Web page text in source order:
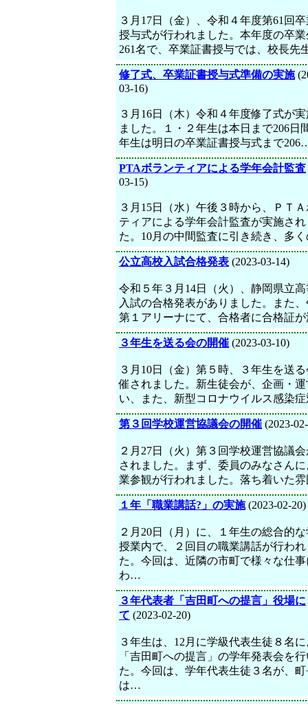
３月17日（金）、令和４年度第61回
授与式が行われました。本年度の卒
261名で、卒業証書授与では、校長先
修了式、卒業証書授与式準備の実施
03-16)
３月16日（木）令和４年度修了式が
ました。１・２年生は本日まで206日
年生は明日の卒業証書授与式まで
PTAボランティアによる学年会計監査
03-15)
３月15日（水）午後３時から、ＰＴ
ティアによる学年会計監査が実施さ
た。10月の中間監査に引き続き、多
公立高校入試合格発表 (2023-03-14)
令和５年３月14日（火）、静岡県立
入試の合格発表がありました。また
第１アリーナにて、合格者に合格証
３年生を送る会の開催 (2023-03-10)
３月10日（金）第５時、３年生を送
催されました。新生徒会が、企画・
い、また、新型コロナウイルス感染
第３回学校運営協議会の開催 (2023-
２月27日（火）第３回学校運営協議
されました。まず、委員のみなさん
業参観が行われました。落ち着いた
１年「職業講話?」の実施(2023-02-20)
２月20日（月）に、１年生の総合的
授業内で、２回目の職業講話が行わ
た。今回は、近隣の市町で様々な仕
わ…
３年代表者「吉田町への提言」役場に
て (2023-02-20)
３年生は、12月に学級代表生徒８名
「吉田町への提言」の学年発表会を
た。今回は、学年代表生徒３名が、
は…